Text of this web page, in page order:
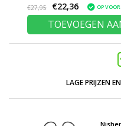
€27,95 €22,36 OP
TOEVOEGEN
LAGE PRIJZEN